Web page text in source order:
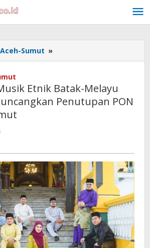
Sumut »
Musik
Melayu
Akan
Aceh-
Sumut
Etnik Batak-Melayu
Penutupan PON